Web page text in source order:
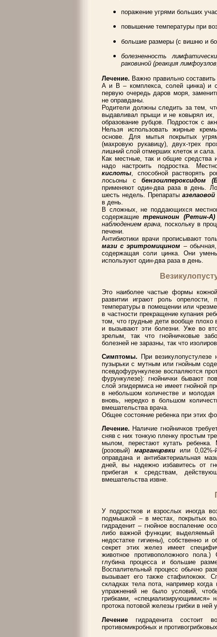
поражение угрями больших
повышение температуры при
большие размеры (с вишню и
болезненность
раковиной (реакция
Лечение. Важно правильно
А и В – комплекса, солей цинка) и
первую очередь даров моря,
не оправданы.
Родители должны следить за тем,
выдавливал прыщи и не ковырял их,
образование рубцов. Подросток с
Нельзя использовать жирные
основе. Для мытья покрытых
(махровую рукавицу), двух-трех
лишний слой отмерших клеток и сала.
Как местные, так и общие средства
надо настроить подростка.
кислоты , способной растворять
лосьоны сбензоилпероксидом
применяют один-два раза в день.
шесть недель. Препараты
в день.
В сложных, не поддающихся
содержащиетрениноин (Ретин-
наблюдением врача, поскольку в
печени.
Антибиотики врачи прописывают
мази с эритромицином –
содержащая соли цинка. Они
используют один-два раза в день.
Это наиболее частые формы
развитии играют роль опрелости,
температуры в помещении или
в частности прекращение купания
том, что грудные дети вообще плохо
и вызывают эти болезни. Уже во
зрелым, так что гнойничковые
болезней не заразны, так что
Симптомы.
При
пузырьки с мутным или гнойным
псевдофурункулезе воспаляются
фурункулезе): гнойнички бывают
слой эпидермиса не имеет гнойной
в небольшом количестве и молодая
вновь, нередко в большом
вмешательства врача.
Общее состояние ребенка при этих
Лечение. Наличие гнойничков
сняв с них тонкую пленку простым
мылом, перестают кутать ребенка.
(розовый)марганцовкиили
оправдана и антибактериальная
дней, вы надежно избавитесь от
прибегая к средствам,
вмешательства извне.
У подростков и взрослых иногда
подмышкой – в местах, покрытых
гидраденит – гнойное воспаление
либо важной функции; выделяемый
недостатке гигиены), собственно и
секрет этих желез имеет
животное противоположного
глубина процесса и большие
Воспалительный процесс обычно
вызывает его также стафилококк.
складках тела пота, например
упражнений не было условий,
грибками, «специализирующимися»
протока потовой железы грибки в
Лечение гидраденита состоит
противомикробных и